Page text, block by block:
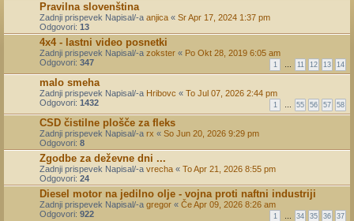
Pravilna slovenština
Zadnji prispevek Napisal/-a anjica « Sr Apr 17, 2024 1:37 pm
Odgovori: 13
4x4 - lastni video posnetki
Zadnji prispevek Napisal/-a zokster « Po Okt 28, 2019 6:05 am
Odgovori: 347 1 … 11 12 13 14
malo smeha
Zadnji prispevek Napisal/-a Hribovc « To Jul 07, 2026 2:44 pm
Odgovori: 1432 1 … 55 56 57 58
CSD čistilne plošče za fleks
Zadnji prispevek Napisal/-a rx « So Jun 20, 2026 9:29 pm
Odgovori: 8
Zgodbe za deževne dni ...
Zadnji prispevek Napisal/-a vrecha « To Apr 21, 2026 8:55 pm
Odgovori: 24
Diesel motor na jedilno olje - vojna proti naftni industriji
Zadnji prispevek Napisal/-a gregor « Če Apr 09, 2026 8:26 am
Odgovori: 922 1 … 34 35 36 37